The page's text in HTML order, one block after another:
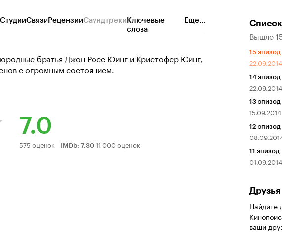
СтудииСвязиРецензииСаундтрекиКлючевые
слова
Еще...
братья Джон Росс Юинг и Кристофер Юинг,
с огромным состоянием.
7.0
Рейтинг
575 оценок IMDb: 7.30 11 000 оценок
Вышло
15 эпизод
22.09.2014
14 эпизод
22.09.2014
13 эпизод
15.09.2014
12 эпизод
11 эпизод
01.09.2014
Друзья
Найдите
ваши